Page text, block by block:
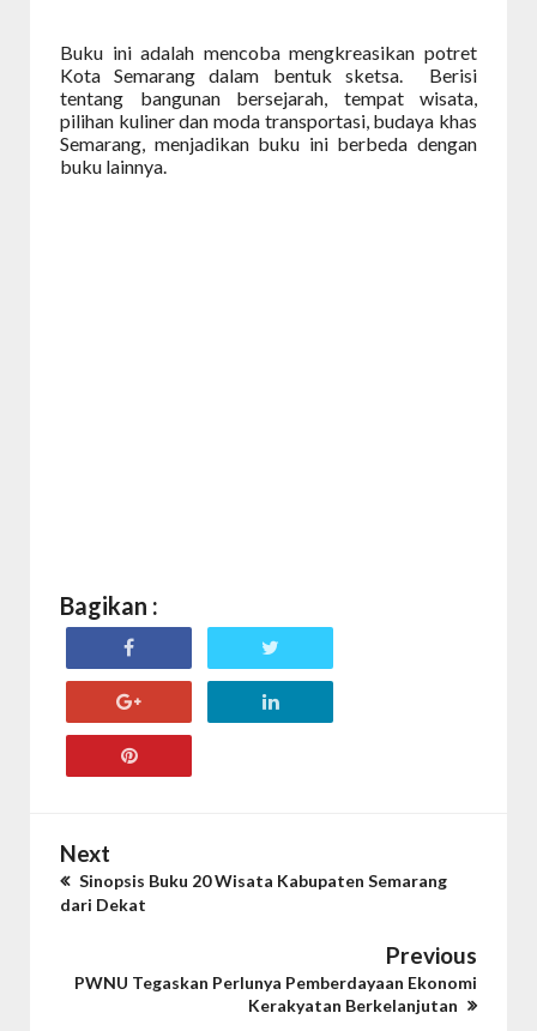
Buku ini adalah mencoba mengkreasikan potret
Kota Semarang dalam bentuk sketsa.
Berisi
tentang bangunan bersejarah, tempat wisata,
pilihan kuliner dan moda transportasi, budaya khas
Semarang, menjadikan buku ini berbeda dengan
buku lainnya.
Bagikan :
Next
Sinopsis Buku 20 Wisata Kabupaten Semarang
dari Dekat
Previous
PWNU Tegaskan Perlunya Pemberdayaan Ekonomi
Kerakyatan Berkelanjutan